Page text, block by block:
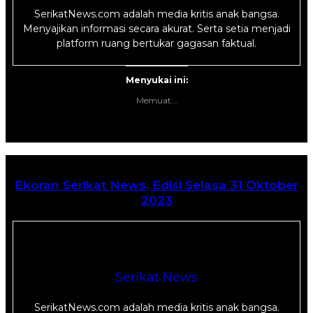
SerikatNews.com adalah media kritis anak bangsa.
Menyajikan informasi secara akurat. Serta setia menjadi
platform ruang bertukar gagasan faktual.
Menyukai ini:
Memuat...
Ekoran Serikat News, Edisi Selasa 31 Oktober
2023
Serikat News
SerikatNews.com adalah media kritis anak bangsa.